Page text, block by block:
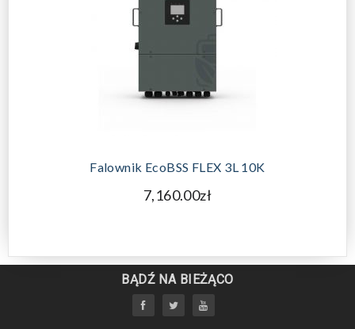
Falownik EcoBSS FLEX 3L 10K
7,160.00zł
BĄDŹ NA BIEŻĄCO